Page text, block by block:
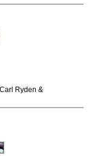
Ryden &